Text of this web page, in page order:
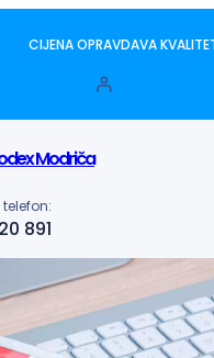
CIJENA OPRAVDAVA
Modriča
891